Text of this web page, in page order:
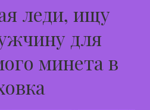
леди, ищу
для
минета в